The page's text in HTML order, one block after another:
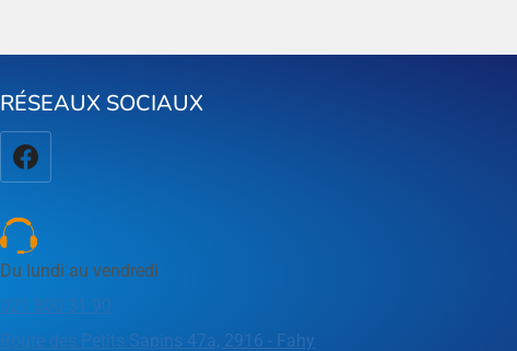
RÉSEAUX SOCIAUX
Du lundi au vendredi
021 800 31 90
Route des Petits Sapins 47a, 2916 - Fahy